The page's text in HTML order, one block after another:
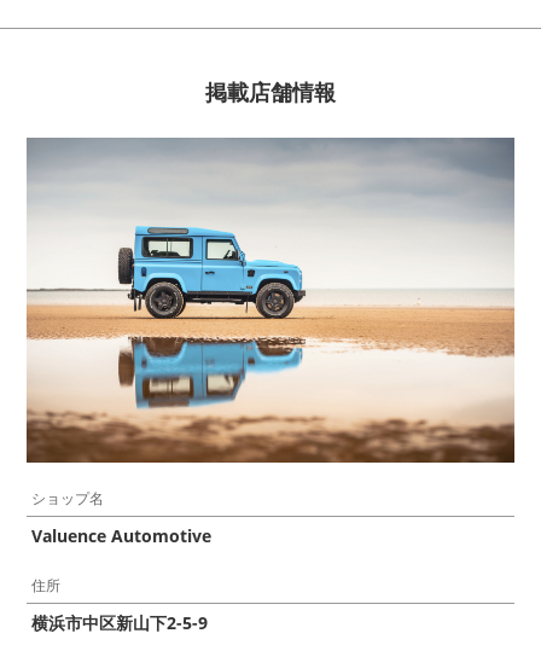
掲載店舗情報
ショップ名
Valuence Automotive
住所
横浜市中区新山下2-5-9